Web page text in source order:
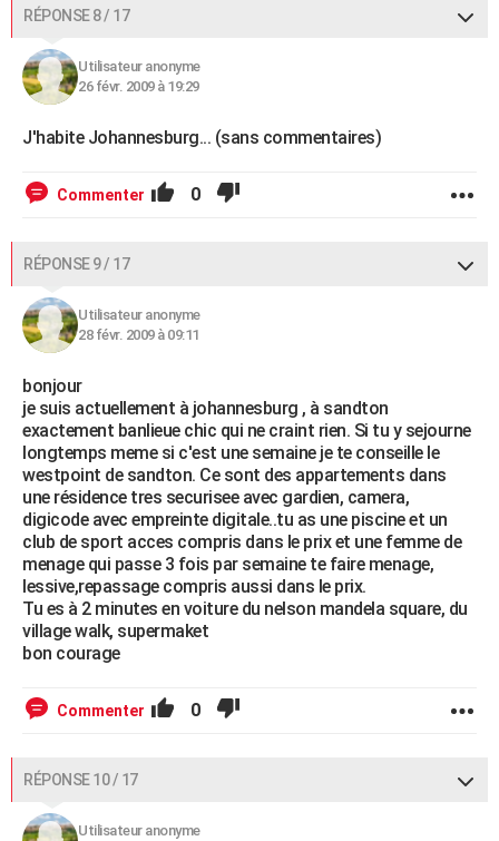
RÉPONSE 8 / 17
Utilisateur anonyme
26 févr. 2009 à 19:29
J'habite Johannesburg... (sans commentaires)
Commenter 0
RÉPONSE 9 / 17
Utilisateur anonyme
28 févr. 2009 à 09:11
bonjour
je suis actuellement à johannesburg , à sandton
exactement banlieue chic qui ne craint rien. Si tu y sejourne
longtemps meme si c'est une semaine je te conseille le
westpoint de sandton. Ce sont des appartements dans
une résidence tres securisee avec gardien, camera,
digicode avec empreinte digitale..tu as une piscine et un
club de sport acces compris dans le prix et une femme de
menage qui passe 3 fois par semaine te faire menage,
lessive,repassage compris aussi dans le prix.
Tu es à 2 minutes en voiture du nelson mandela square, du
village walk, supermaket
bon courage
Commenter 0
RÉPONSE 10 / 17
Utilisateur anonyme